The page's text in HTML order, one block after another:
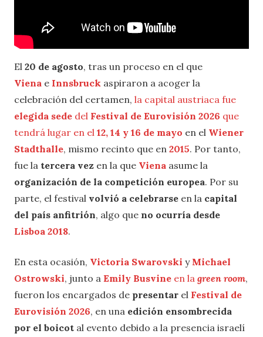
El 20 de agosto, tras un proceso en el que
Viena e Innsbruck aspiraron a acoger la
celebración del certamen, la capital austriaca fue
elegida sede del Festival de Eurovisión 2026 que
tendrá lugar en el 12, 14 y 16 de mayo en el Wiener
Stadthalle, mismo recinto que en 2015. Por tanto,
fue la tercera vez en la que Viena asume la
organización de la competición europea. Por su
parte, el festival volvió a celebrarse en la capital
del país anfitrión, algo que no ocurría desde
Lisboa 2018.
En esta ocasión, Victoria Swarovski y Michael
Ostrowski, junto a Emily Busvine en la green room,
fueron los encargados de presentar el Festival de
Eurovisión 2026, en una edición ensombrecida
por el boicot al evento debido a la presencia israelí